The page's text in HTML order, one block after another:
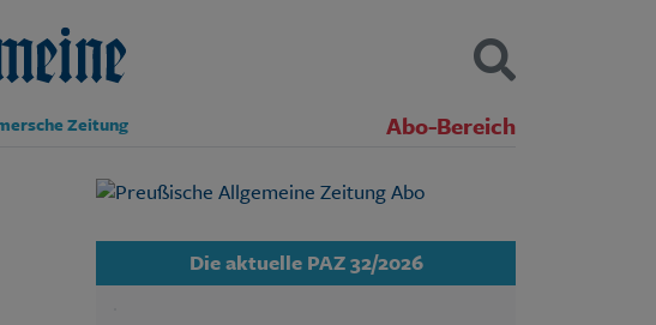
Zeitung Abo-Bereich
Kontakt
Datenschutz
SUCHEN
Die aktuelle PAZ 32/2026